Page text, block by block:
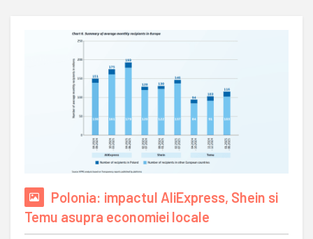
Polonia: impactul AliExpress, Shein si
Temu asupra economiei locale